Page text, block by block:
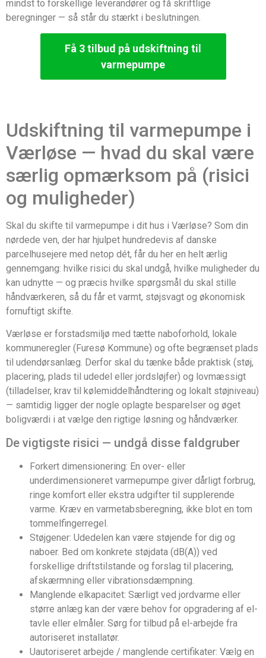
mindst to forskellige leverandører og få skriftlige
beregninger — så står du stærkt i beslutningen.
Få 3 tilbud på udskiftning til
varmepumpe
Udskiftning til varmepumpe i
Værløse — hvad du skal være
særlig opmærksom på (risici
og muligheder)
Skal du skifte til varmepumpe i dit hus i Værløse? Som din
nørdede ven, der har hjulpet hundredevis af danske
parcelhusejere med netop dét, får du her en helt ærlig
gennemgang: hvilke risici du skal undgå, hvilke muligheder du
kan udnytte — og præcis hvilke spørgsmål du skal stille
håndværkeren, så du får et varmt, støjsvagt og økonomisk
fornuftigt skifte.
Værløse er forstadsmiljø med tætte naboforhold, lokale
kommune­regler (Furesø Kommune) og ofte begrænset plads
til udendørsanlæg. Derfor skal du tænke både praktisk (støj,
placering, plads til udedel eller jordsløjfer) og lovmæssigt
(tilladelser, krav til kølemiddelhåndtering og lokalt støjniveau)
— samtidig ligger der nogle oplagte besparelser og øget
boligværdi i at vælge den rigtige løsning og håndværker.
De vigtigste risici — undgå disse faldgruber
Forkert dimensionering: En over- eller
underdimensioneret varmepumpe giver dårligt forbrug,
ringe komfort eller ekstra udgifter til supplerende
varme. Kræv en varmetabsberegning, ikke blot en tom
tommelfingerregel.
Støjgener: Udedelen kan være støjende for dig og
naboer. Bed om konkrete støjdata (dB(A)) ved
forskellige driftstilstande og forslag til placering,
afskærmning eller vibrationsdæmpning.
Manglende elkapacitet: Særligt ved jordvarme eller
større anlæg kan der være behov for opgradering af el-
tavle eller elmåler. Sørg for tilbud på el-arbejde fra
autoriseret installatør.
Uautoriseret arbejde / manglende certifikater: Vælg en